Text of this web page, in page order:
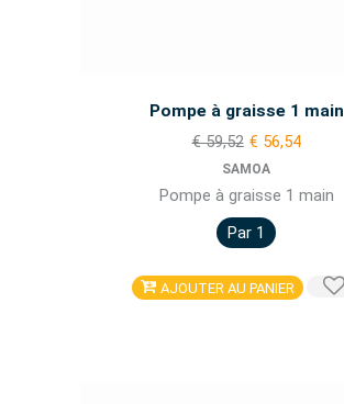
Pompe à graisse 1 main
€ 59,52 € 56,54
SAMOA
Pompe à graisse 1 main
Par 1
AJOUTER AU PANIER